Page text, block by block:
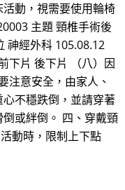
動，視需要使用輪椅
主題 頸椎手術後
神經外科 105.08.12
下片 後下片 （八）因
注意安全，由家人、
心不穩跌倒，並請穿著
或絆倒。 四、穿戴頸
動時，限制上下點